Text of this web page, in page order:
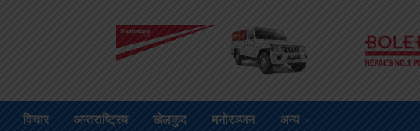
विचार अन्तराष्ट्रिय खेलकुद मनोरञ्जन अन्य